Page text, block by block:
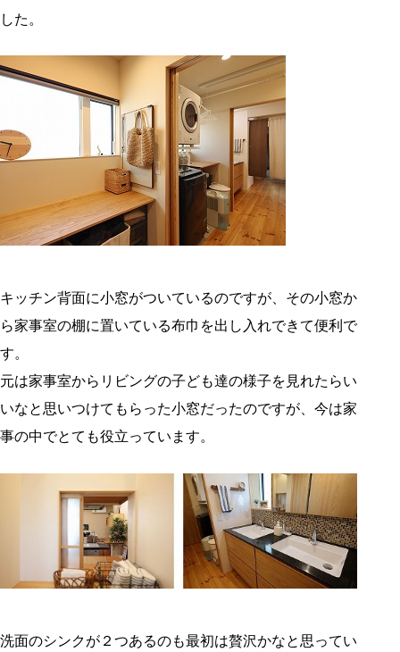
した。
キッチン背面に小窓がついているのですが、その小窓か
ら家事室の棚に置いている布巾を出し入れできて便利で
す。
元は家事室からリビングの子ども達の様子を見れたらい
いなと思いつけてもらった小窓だったのですが、今は家
事の中でとても役立っています。
洗面のシンクが２つあるのも最初は贅沢かなと思ってい